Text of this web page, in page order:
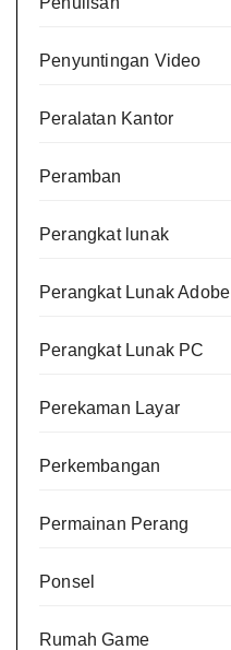
Penyuntingan Video
Peralatan Kantor
Peramban
Perangkat lunak
Perangkat Lunak Adobe
Perangkat Lunak PC
Perekaman Layar
Perkembangan
Permainan Perang
Ponsel
Rumah Game